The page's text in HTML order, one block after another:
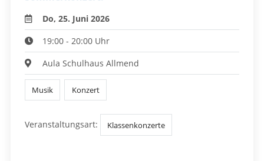
Do, 25. Juni 2026
19:00 - 20:00 Uhr
Aula Schulhaus Allmend
Musik Konzert
Veranstaltungsart: Klassenkonzerte